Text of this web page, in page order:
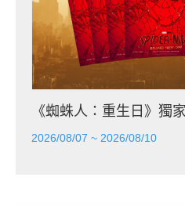
《蜘蛛人：重生日》獨
2026/08/07 ~ 2026/08/10